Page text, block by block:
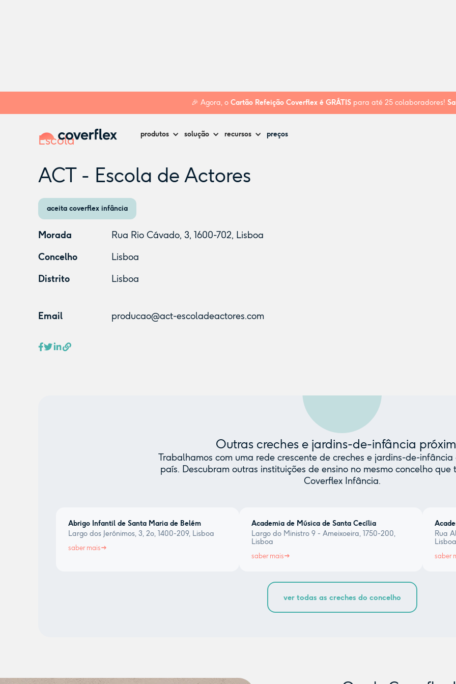
🎉 Agora, o Cartão Refeição Coverflex é GRÁTIS para até 25 colaboradores!
produtos solução recursos preços
Escola
ACT - Escola de Actores
aceita coverflex infância
Morada
Rua Rio Cávado, 3, 1600-702, Lisboa
Concelho
Lisboa
Distrito
Lisboa
Email producao@act-escoladeactores.com
Outras creches e jardins-de-infância
Trabalhamos com uma rede crescente de creches e jardins-de-
país. Descubram outras instituições de ensino no mesmo concelho
Coverflex Infância.
Abrigo Infantil de Santa Maria de Belém
Largo dos Jerónimos, 3, 2o, 1400-209, Lisboa
saber mais
Academia de Música de Santa Cecília
Largo do Ministro 9 - Ameixoeira, 1750-200,
Lisboa
saber mais
Rua
Lisboa
saber
ver todas as creches do concelho